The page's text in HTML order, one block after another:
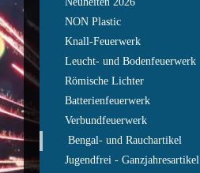
NON Plastic
Knall-Feuerwerk
Leucht- und Bodenfeuerwerk
Römische Lichter
Batterienfeuerwerk
Verbundfeuerwerk
Bengal- und Rauchartikel
Jugendfrei - Ganzjahresartikel